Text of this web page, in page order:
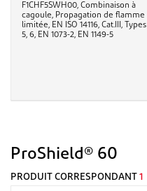
F1CHF5SWH00, Combinaison à
cagoule, Propagation de flamme
limitée, EN ISO 14116, Cat.III, Types
5, 6, EN 1073-2, EN 1149-5
ProShield® 60
PRODUIT CORRESPONDANT 1